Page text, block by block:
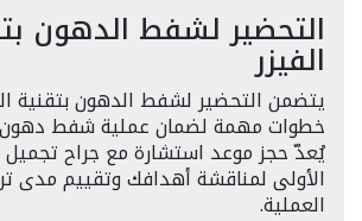
التحضير لشفط الدهون
الفيزر
يتضمن التحضير لشفط الدهون بتقنية
خطوات مهمة لضمان عملية شفط
يُعدّ حجز موعد استشارة مع جراح
الأولى لمناقشة أهدافك وتقييم مدى
العملية.